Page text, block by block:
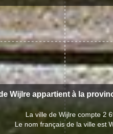
Wijlre appartient à la
La ville de Wijlre compte 2
Le nom français de la ville est